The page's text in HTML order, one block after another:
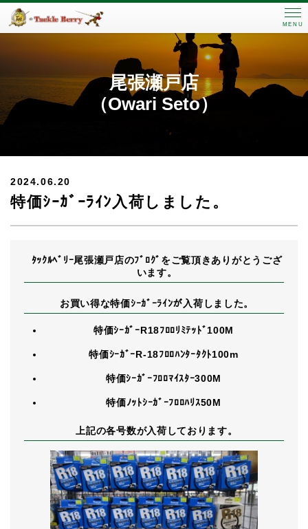
MENU
尾張瀬戸店
（Owari Seto）
2024.06.20
特価ｼｰｶﾞｰﾗｲﾝ入荷しました。
ﾀｯｸﾙﾍﾞﾘｰ尾張瀬戸店のﾌﾞﾛｸﾞをご覧頂きありがとうござ
います。
お買い得な特価ｼｰｶﾞｰﾗｲﾝが入荷しました。
特価ｼｰｶﾞｰR18ﾌﾛﾛﾘﾐﾃｯﾄﾞ100M
特価ｼｰｶﾞｰR-18ﾌﾛﾛﾊﾝﾀｰﾀｸﾄ100m
特価ｼｰｶﾞｰﾌﾛﾛﾏｲｽﾀｰ300M
特価ﾉｯﾄｼｰｶﾞｰﾌﾛﾛﾊﾘｽ50M
上記の各号数が入荷しております。